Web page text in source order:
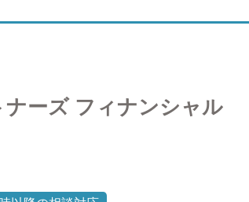
ーズ フィナンシャル